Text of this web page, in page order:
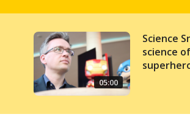
05:00
Science
science of